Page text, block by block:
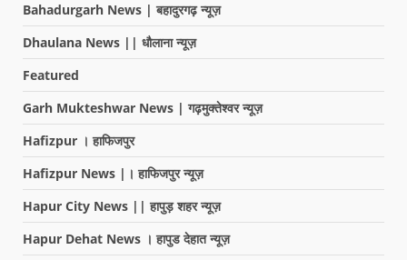
Bahadurgarh News | बहादुरगढ़ न्यूज़
Dhaulana News || धौलाना न्यूज़
Featured
Garh Mukteshwar News | गढ़मुक्तेश्वर न्यूज़
Hafizpur । हाफिजपुर
Hafizpur News |। हाफिजपुर न्यूज़
Hapur City News || हापुड़ शहर न्यूज़
Hapur Dehat News । हापुड देहात न्यूज़